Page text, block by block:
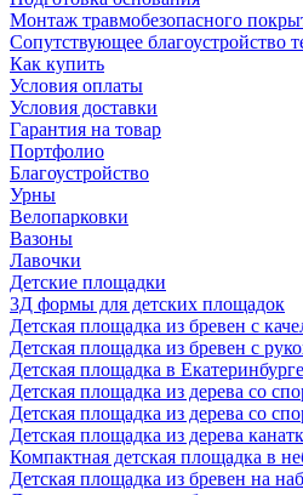
Монтаж травмобезопасного
Сопутствующее благоустройство
Как купить
Условия оплаты
Условия доставки
Гарантия на товар
Портфолио
Благоустройство
Урны
Велопарковки
Вазоны
Лавочки
Детские площадки
3Д формы для детских площадок
Детская площадка из бревен с
Детская площадка из бревен с
Детская площадка в
Детская площадка из дерева со
Детская площадка из дерева со
Детская площадка из дерева
Компактная детская площадка в
Детская площадка из бревен на